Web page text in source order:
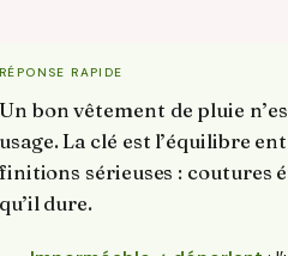
RÉPONSE RAPIDE
Un bon vêtement de pluie
usage. La clé est l’équilibre
finitions sérieuses : coutures
qu’il dure.